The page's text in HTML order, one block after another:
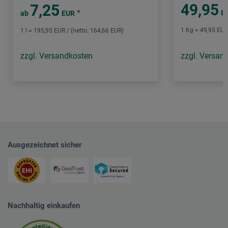
ab 7,25 EUR *
1 l = 195,95 EUR / (netto: 164,66 EUR)
zzgl. Versandkosten
49,95
1 Kg = 49,95
zzgl.
Ausgezeichnet sicher
Nachhaltig einkaufen